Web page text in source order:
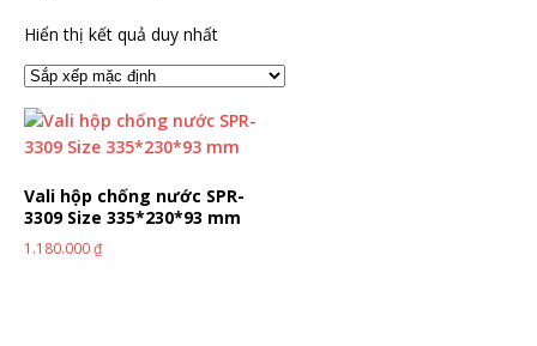
Hiển thị kết quả duy nhất
Vali hộp chống nước SPR-
3309 Size 335*230*93 mm
1.180.000₫